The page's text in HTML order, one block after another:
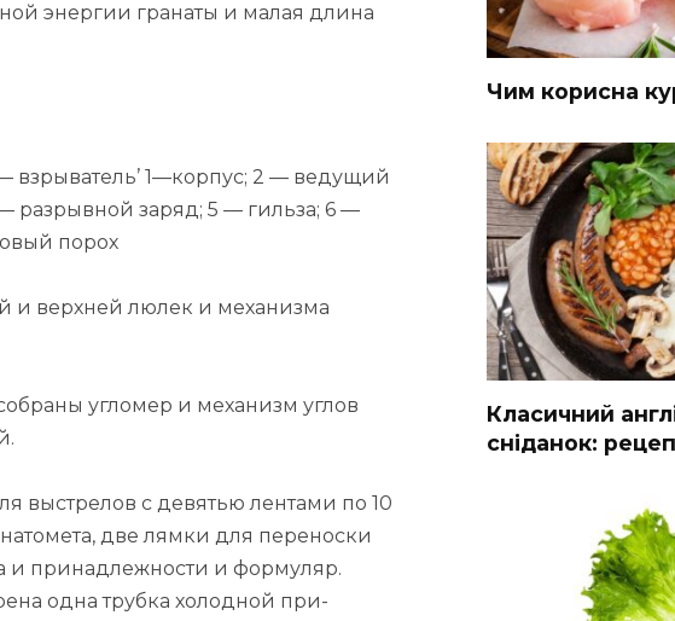
энергии гранаты и малая длина
взрыватель’ 1—корпус; 2 — ведущий
разрывной заряд; 5 — гильза; 6 —
порох
и верхней люлек и механиз­ма
угломер и механизм углов
выстрелов с девятью лентами по 10
две лямки для переноски
и принадлежности и форму­ляр.
одна трубка холодной при­
Чим корисна
Класичний
сніданок: